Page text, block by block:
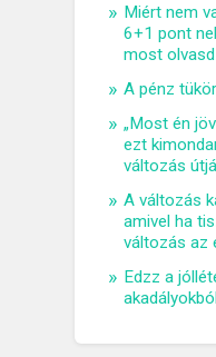
Miért nem
6+1 pont
most
A pénz
„Most én
ezt
változás
A változás
amivel ha
változás az
Edzz a